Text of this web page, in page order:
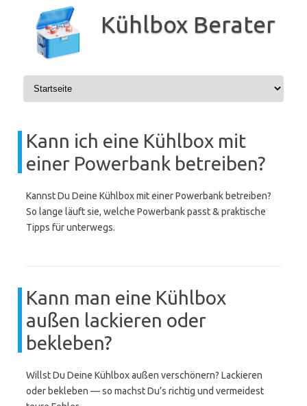
springen
Kühlbox Berater
Kann ich eine Kühlbox mit
einer Powerbank betreiben?
Kannst Du Deine Kühlbox mit einer Powerbank betreiben?
So lange läuft sie, welche Powerbank passt & praktische
Tipps für unterwegs.
Kann man eine Kühlbox
außen lackieren oder
bekleben?
Willst Du Deine Kühlbox außen verschönern? Lackieren
oder bekleben — so machst Du’s richtig und vermeidest